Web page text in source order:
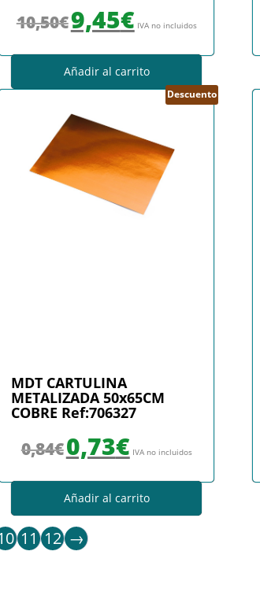
10,50€9,45€ IVA no incluidos
Añadir al carrito
Descuento
MDT CARTULINA
METALIZADA 50x65CM
COBRE Ref:706327
0,84€0,73€ IVA no incluidos
Añadir al carrito
11 12 →